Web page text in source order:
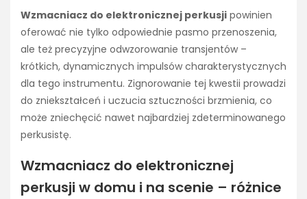
Wzmacniacz do elektronicznej perkusji powinien
oferować nie tylko odpowiednie pasmo przenoszenia,
ale też precyzyjne odwzorowanie transjentów –
krótkich, dynamicznych impulsów charakterystycznych
dla tego instrumentu. Zignorowanie tej kwestii prowadzi
do zniekształceń i uczucia sztuczności brzmienia, co
może zniechęcić nawet najbardziej zdeterminowanego
perkusistę.
Wzmacniacz do elektronicznej
perkusji w domu i na scenie – różnice